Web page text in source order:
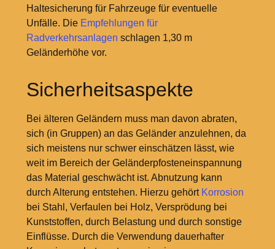
Haltesicherung für Fahrzeuge für eventuelle
Unfälle. Die Empfehlungen für
Radverkehrsanlagen schlagen 1,30 m
Geländerhöhe vor.
Sicherheitsaspekte
Bei älteren Geländern muss man davon abraten,
sich (in Gruppen) an das Geländer anzulehnen, da
sich meistens nur schwer einschätzen lässt, wie
weit im Bereich der Geländerpfosteneinspannung
das Material geschwächt ist. Abnutzung kann
durch Alterung entstehen. Hierzu gehört Korrosion
bei Stahl, Verfaulen bei Holz, Versprödung bei
Kunststoffen, durch Belastung und durch sonstige
Einflüsse. Durch die Verwendung dauerhafter